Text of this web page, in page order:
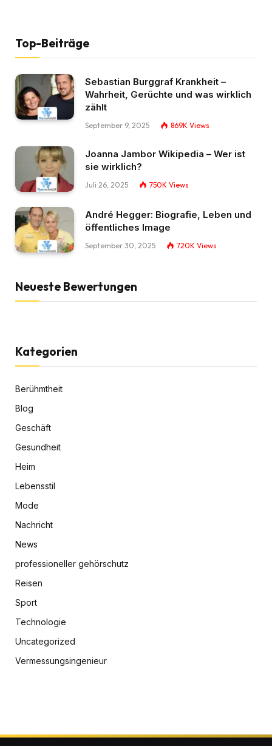
Top-Beiträge
Sebastian Burggraf Krankheit –
Wahrheit, Gerüchte und was wirklich
zählt
September 9, 2025 869K Views
Joanna Jambor Wikipedia – Wer ist
sie wirklich?
Juli 26, 2025 750K Views
André Hegger: Biografie, Leben und
öffentliches Image
September 30, 2025 720K Views
Neueste Bewertungen
Kategorien
Berühmtheit
Blog
Geschäft
Gesundheit
Heim
Lebensstil
Mode
Nachricht
News
professioneller gehörschutz
Reisen
Sport
Technologie
Uncategorized
Vermessungsingenieur